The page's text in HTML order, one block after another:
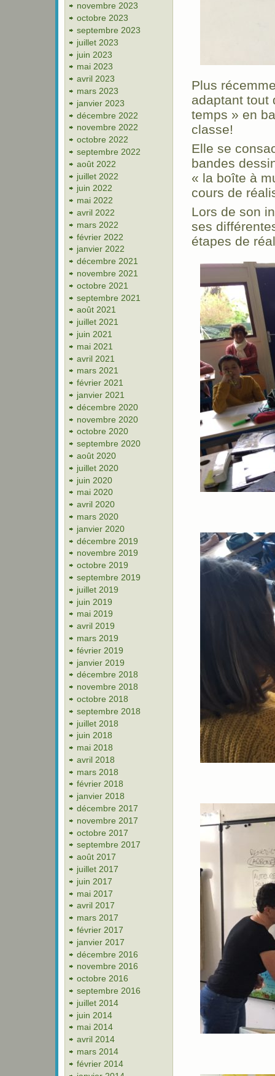
novembre 2023
octobre 2023
septembre 2023
juillet 2023
juin 2023
mai 2023
avril 2023
mars 2023
janvier 2023
décembre 2022
novembre 2022
octobre 2022
septembre 2022
août 2022
juillet 2022
juin 2022
mai 2022
avril 2022
mars 2022
février 2022
janvier 2022
décembre 2021
novembre 2021
octobre 2021
septembre 2021
août 2021
juillet 2021
juin 2021
mai 2021
avril 2021
mars 2021
février 2021
janvier 2021
décembre 2020
novembre 2020
octobre 2020
septembre 2020
août 2020
juillet 2020
juin 2020
mai 2020
avril 2020
mars 2020
janvier 2020
décembre 2019
novembre 2019
octobre 2019
septembre 2019
juillet 2019
juin 2019
mai 2019
avril 2019
mars 2019
février 2019
janvier 2019
décembre 2018
novembre 2018
octobre 2018
septembre 2018
juillet 2018
juin 2018
mai 2018
avril 2018
mars 2018
février 2018
janvier 2018
décembre 2017
novembre 2017
octobre 2017
septembre 2017
août 2017
juillet 2017
juin 2017
mai 2017
avril 2017
mars 2017
février 2017
janvier 2017
décembre 2016
novembre 2016
octobre 2016
septembre 2016
juillet 2014
juin 2014
mai 2014
avril 2014
mars 2014
février 2014
Plus
adaptant tout
temps » en
classe!
Elle se
bandes
« la boîte à
cours de
Lors de son
ses
étapes de